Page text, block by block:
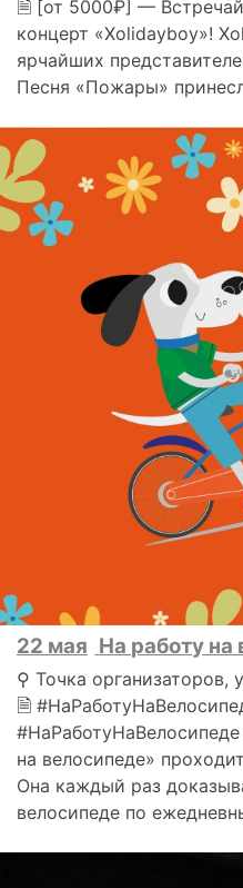
🗎 [от 5000₽] —
концерт «Xolidayboy»!
ярчайших
Песня «Пожары»
22 мая На работу
⚲ Точка организаторов,
🗎
на велосипеде»
Она каждый раз
велосипеде по